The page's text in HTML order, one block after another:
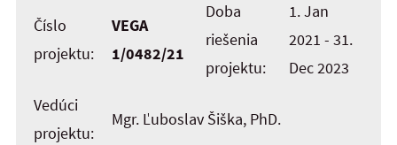
Číslo
projektu:
VEGA
1/0482/21
Doba
riešenia
projektu:
1. Jan
2021 - 31.
Dec 2023
Vedúci
projektu:
Mgr. Ľuboslav Šiška, PhD.